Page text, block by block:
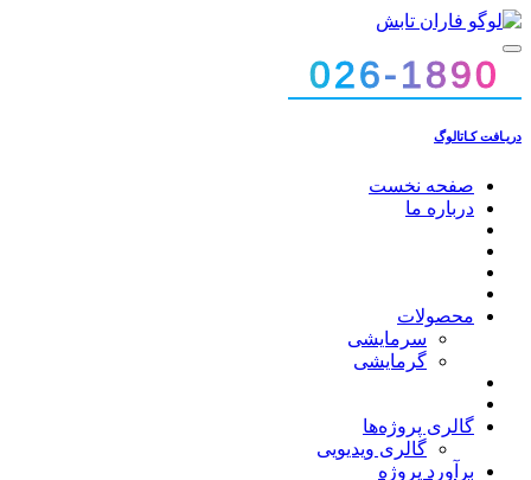
دریـافت کـاتالوگ
صفحه نخست
درباره ما
محصولات
سرمایشی
گرمایشی
گالری پروژه‌ها
گالری ویدیویی
برآورد پروژه